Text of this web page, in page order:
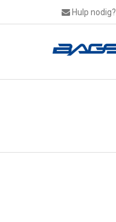
Hulp nodig?